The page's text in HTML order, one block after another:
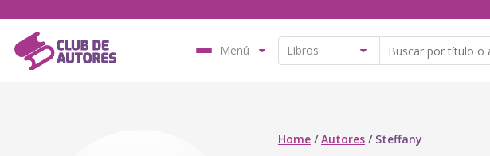
Menú
Home /Autores / Steffany